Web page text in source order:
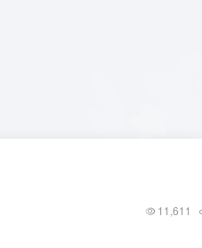
11,611